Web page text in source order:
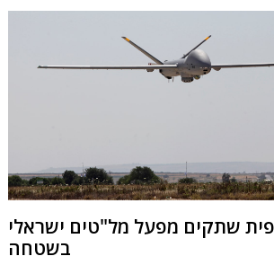
שתקים מפעל מל"טים ישראלי
בשטחה